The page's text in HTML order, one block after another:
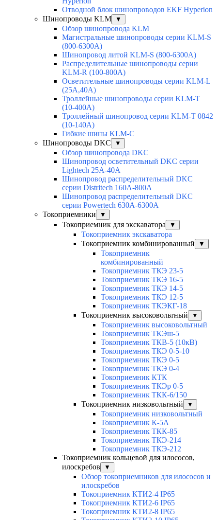
Отводной блок шинопроводов EKF Hyperion
Шинопроводы KLM
▼
Обзор шинопровода KLM
Магистральные шинопроводы серии KLM-S
(800-6300А)
Шинопровод литой KLM-S (800-6300А)
Распределительные шинопроводы серии
KLM-R (100-800А)
Осветительные шинопроводы серии KLM-L
(25А,40А)
Троллейные шинопроводы серии KLM-T
(10-400А)
Троллейный шинопровод серии KLM-T 0842
(10-140А)
Гибкие шины KLM-С
Шинопроводы DKC
▼
Обзор шинопровода DKC
Шинопровод осветительный DKC серии
Lightech 25А-40А
Шинопровод распределительный DKC
серии Distritech 160А-800А
Шинопровод распределительный DKC
серии Powertech 630А-6300А
Токоприемники
▼
Токоприемник для экскаватора ▼
Токоприемник экскаватора
Токоприемник комбинированный
▼
Токоприемник
комбинированный
Токоприемник ТКЭ 23-5
Токоприемник ТКЭ 16-5
Токоприемник ТКЭ 14-5
Токоприемник ТКЭ 12-5
Токоприемник ТКЭКГ-18
Токоприемник высоковольтный
▼
Токоприемник высоковольтный
Токоприемник ТКЭш-5
Токоприемник ТКВ-5 (10кВ)
Токоприемник ТКЭ 0-5-10
Токоприемник ТКЭ 0-5
Токоприемник ТКЭ 0-4
Токоприемник КТК
Токоприемник ТКЭр 0-5
Токоприемник ТКК-6/150
Токоприемник низковольтный
▼
Токоприемник низковольтный
Токоприемник К-5А
Токоприемник ТКК-85
Токоприемник ТКЭ-214
Токоприемник ТКЭ-212
Токоприемник кольцевой для илососов,
илоскребов
▼
Обзор токоприемников для илососов и
илоскребов
Токоприемник КТИ2-4 IP65
Токоприемник КТИ2-6 IP65
Токоприемник КТИ2-8 IP65